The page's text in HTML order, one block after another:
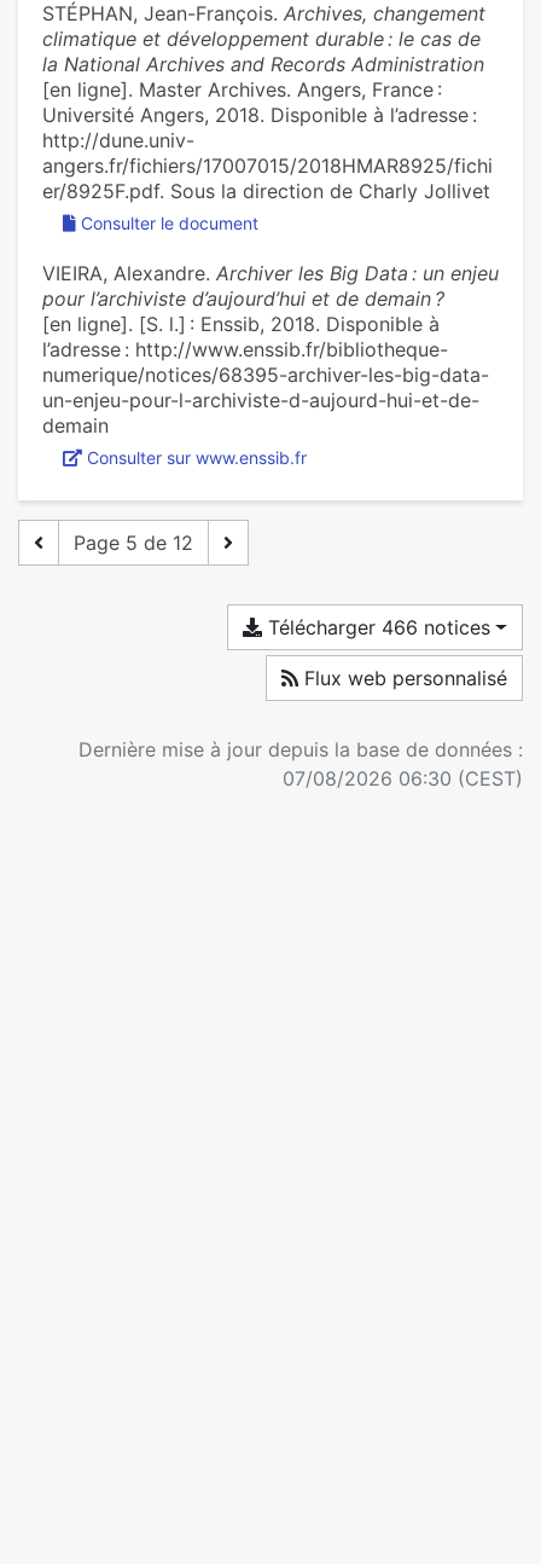
STÉPHAN, Jean-François. Archives, changement
climatique et développement durable : le cas de
la National Archives and Records Administration
[en ligne]. Master Archives. Angers, France :
Université Angers, 2018. Disponible à l’adresse :
http://dune.univ-
angers.fr/fichiers/17007015/2018HMAR8925/fichi
er/8925F.pdf. Sous la direction de Charly Jollivet
Consulter le document
VIEIRA, Alexandre. Archiver les Big Data : un enjeu
pour l’archiviste d’aujourd’hui et de demain ?
[en ligne]. [S. l.] : Enssib, 2018. Disponible à
l’adresse : http://www.enssib.fr/bibliotheque-
numerique/notices/68395-archiver-les-big-data-
un-enjeu-pour-l-archiviste-d-aujourd-hui-et-de-
demain
Consulter sur www.enssib.fr
Page 5 de 12
Télécharger 466 notices
Flux web personnalisé
Dernière mise à jour depuis la base de données :
07/08/2026 06:30 (CEST)